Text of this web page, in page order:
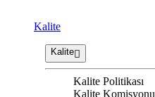
Kalite
Kalite
Kalite Politikası
Kalite Komisyonu